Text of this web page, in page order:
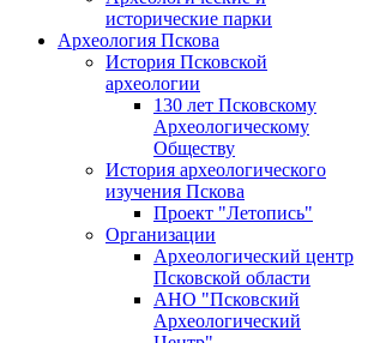
исторические парки
Археология Пскова
История Псковской
археологии
130 лет Псковскому
Археологическому
Обществу
История археологического
изучения Пскова
Проект "Летопись"
Организации
Археологический центр
Псковской области
АНО "Псковский
Археологический